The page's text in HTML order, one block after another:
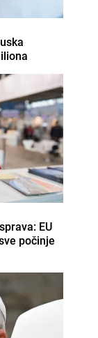
EU
počinje